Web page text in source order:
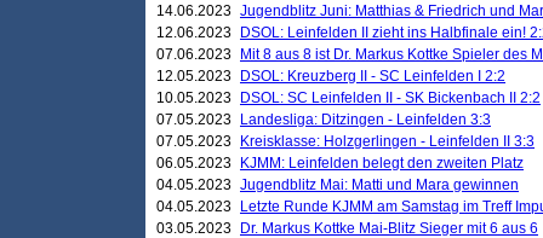
14.06.2023 Jugendblitz Juni: Matthias & Friedrich und
12.06.2023
DSOL: Leinfelden II zieht ins Halbfinale ein!
07.06.2023
Mit 8 aus 8 ist Dr. Markus Kottke Spieler des
12.05.2023
DSOL: Kreuzberg II - SC Leinfelden I 2:2
10.05.2023
DSOL: SC Leinfelden II - SK Bickenbach II 2:2
07.05.2023
Landesliga: Ditzingen - Leinfelden 3:3
07.05.2023
Kreisklasse: Holzgerlingen - Leinfelden II 3:3
06.05.2023
KJMM: Leinfelden belegt den zweiten Platz
04.05.2023 Jugendblitz Mai: Matti und Mara gewinnen
04.05.2023
Letzte Runde KJMM am Samstag im Treff
03.05.2023
Dr. Markus Kottke Mai-Blitz Sieger mit 6 aus 6